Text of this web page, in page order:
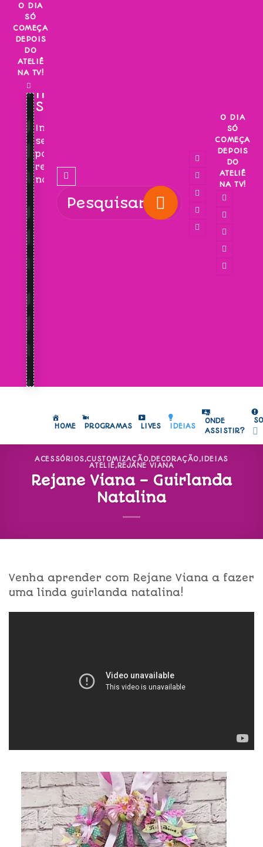
Skip
content
O DIA
SÓ
COMEÇA
DEPOIS
DO
ATELIÊ
NA TV!
INSCREVA-
SE!
Inscreva-
se
para
receber
novidades!
O DIA
SÓ
COMEÇA
DEPOIS
DO
ATELIÊ
NA TV!
HOME PROGRAMAS LIVES IDEIAS
ONDE
ASSISTIR?
ACESSÓRIOS,CUSTOMIZAÇÃO,DECORAÇÃO, IDEIAS
ATELIÊ,REJANE VIANA
Rejane Viana – Guirlanda
Natalina
Venha aprender com Rejane Viana a fazer
uma linda guirlanda natalina!